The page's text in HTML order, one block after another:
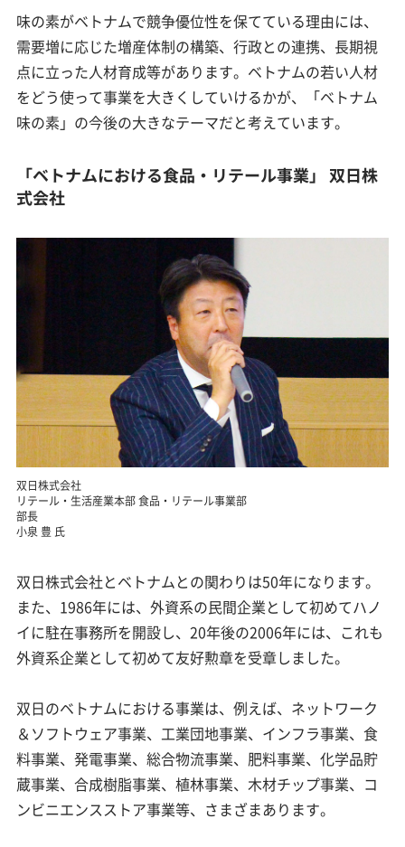
味の素がベトナムで競争優位性を保てている理由には、
需要増に応じた増産体制の構築、行政との連携、長期視
点に立った人材育成等があります。ベトナムの若い人材
をどう使って事業を大きくしていけるかが、「ベトナム
味の素」の今後の大きなテーマだと考えています。
「ベトナムにおける食品・リテール事業」 双日株
式会社
双日株式会社
リテール・生活産業本部 食品・リテール事業部
部長
小泉 豊 氏
双日株式会社とベトナムとの関わりは50年になります。
また、1986年には、外資系の民間企業として初めてハノ
イに駐在事務所を開設し、20年後の2006年には、これも
外資系企業として初めて友好勲章を受章しました。
双日のベトナムにおける事業は、例えば、ネットワーク
＆ソフトウェア事業、工業団地事業、インフラ事業、食
料事業、発電事業、総合物流事業、肥料事業、化学品貯
蔵事業、合成樹脂事業、植林事業、木材チップ事業、コ
ンビニエンスストア事業等、さまざまあります。